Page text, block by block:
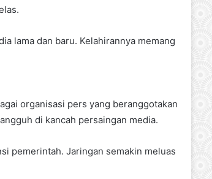
lama dan baru. Kelahirannya memang
organisasi pers yang beranggotakan
di kancah persaingan media.
pemerintah. Jaringan semakin meluas